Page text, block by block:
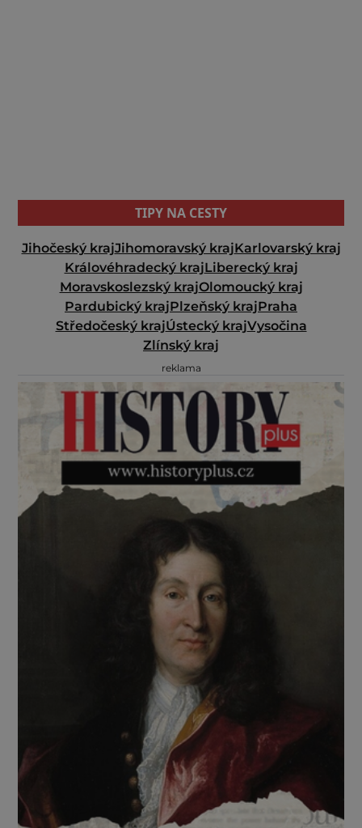
TIPY NA CESTY
Jihočeský krajJihomoravský krajKarlovarský kraj
Královéhradecký krajLiberecký kraj
Moravskoslezský krajOlomoucký kraj
Pardubický krajPlzeňský krajPraha
Středočeský krajÚstecký krajVysočina
Zlínský kraj
reklama